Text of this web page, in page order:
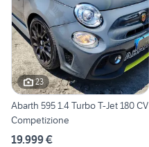
23
Abarth 595 1.4 Turbo T-Jet 180 CV
Competizione
19.999 €